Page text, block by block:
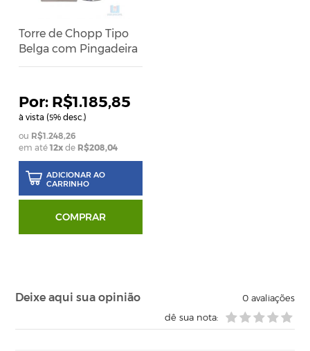
Torre de Chopp Tipo
Belga com Pingadeira
R$1.185,85
à vista (5% desc.)
R$1.248,26
em até12x de R$208,04
ADICIONAR AO
CARRINHO
COMPRAR
Deixe aqui sua opinião 0avaliações
dê sua nota: